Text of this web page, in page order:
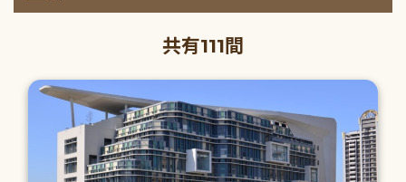
共有111間